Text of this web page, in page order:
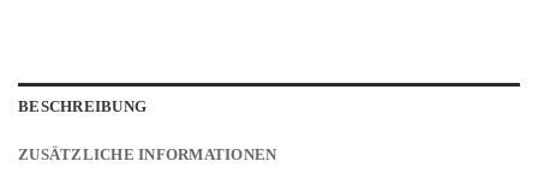
BESCHREIBUNG
ZUSÄTZLICHE INFORMATIONEN